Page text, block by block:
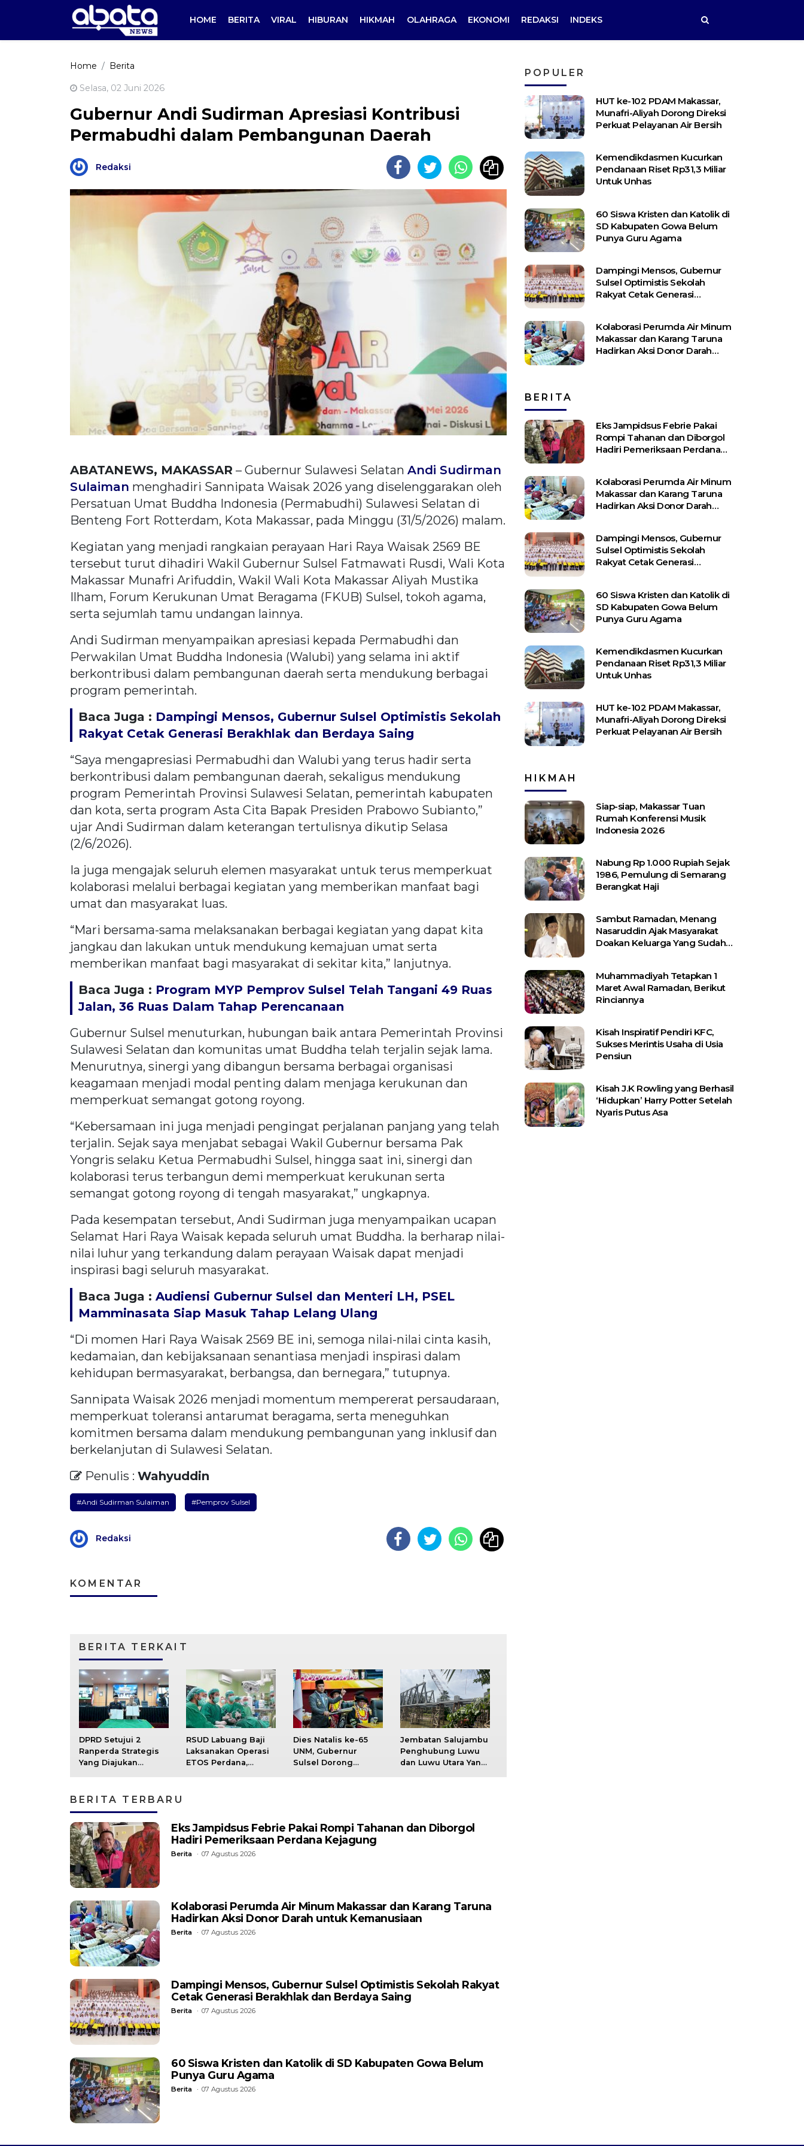
HOME BERITA VIRAL HIBURAN HIKMAH OLAHRAGA EKONOMI REDAKSI INDEKS
Home Berita
Selasa, 02 Juni 2026
Gubernur Andi Sudirman Apresiasi Kontribusi
Permabudhi dalam Pembangunan Daerah
Redaksi
ABATANEWS, MAKASSAR – Gubernur Sulawesi Selatan Andi Sudirman
Sulaiman menghadiri Sannipata Waisak 2026 yang diselenggarakan oleh
Persatuan Umat Buddha Indonesia (Permabudhi) Sulawesi Selatan di
Benteng Fort Rotterdam, Kota Makassar, pada Minggu (31/5/2026) malam.
Kegiatan yang menjadi rangkaian perayaan Hari Raya Waisak 2569 BE
tersebut turut dihadiri Wakil Gubernur Sulsel Fatmawati Rusdi, Wali Kota
Makassar Munafri Arifuddin, Wakil Wali Kota Makassar Aliyah Mustika
Ilham, Forum Kerukunan Umat Beragama (FKUB) Sulsel, tokoh agama,
serta sejumlah tamu undangan lainnya.
Andi Sudirman menyampaikan apresiasi kepada Permabudhi dan
Perwakilan Umat Buddha Indonesia (Walubi) yang selama ini aktif
berkontribusi dalam pembangunan daerah serta mendukung berbagai
program pemerintah.
Baca Juga : Dampingi Mensos, Gubernur Sulsel Optimistis Sekolah
Rakyat Cetak Generasi Berakhlak dan Berdaya Saing
“Saya mengapresiasi Permabudhi dan Walubi yang terus hadir serta
berkontribusi dalam pembangunan daerah, sekaligus mendukung
program Pemerintah Provinsi Sulawesi Selatan, pemerintah kabupaten
dan kota, serta program Asta Cita Bapak Presiden Prabowo Subianto,”
ujar Andi Sudirman dalam keterangan tertulisnya dikutip Selasa
(2/6/2026).
Ia juga mengajak seluruh elemen masyarakat untuk terus memperkuat
kolaborasi melalui berbagai kegiatan yang memberikan manfaat bagi
umat dan masyarakat luas.
“Mari bersama-sama melaksanakan berbagai kegiatan yang dapat kita
jangkau dan lakukan untuk mendukung kemajuan umat serta
memberikan manfaat bagi masyarakat di sekitar kita,” lanjutnya.
Baca Juga : Program MYP Pemprov Sulsel Telah Tangani 49 Ruas
Jalan, 36 Ruas Dalam Tahap Perencanaan
Gubernur Sulsel menuturkan, hubungan baik antara Pemerintah Provinsi
Sulawesi Selatan dan komunitas umat Buddha telah terjalin sejak lama.
Menurutnya, sinergi yang dibangun bersama berbagai organisasi
keagamaan menjadi modal penting dalam menjaga kerukunan dan
memperkuat semangat gotong royong.
“Kebersamaan ini juga menjadi pengingat perjalanan panjang yang telah
terjalin. Sejak saya menjabat sebagai Wakil Gubernur bersama Pak
Yongris selaku Ketua Permabudhi Sulsel, hingga saat ini, sinergi dan
kolaborasi terus terbangun demi memperkuat kerukunan serta
semangat gotong royong di tengah masyarakat,” ungkapnya.
Pada kesempatan tersebut, Andi Sudirman juga menyampaikan ucapan
Selamat Hari Raya Waisak kepada seluruh umat Buddha. Ia berharap nilai-
nilai luhur yang terkandung dalam perayaan Waisak dapat menjadi
inspirasi bagi seluruh masyarakat.
Baca Juga : Audiensi Gubernur Sulsel dan Menteri LH, PSEL
Mamminasata Siap Masuk Tahap Lelang Ulang
“Di momen Hari Raya Waisak 2569 BE ini, semoga nilai-nilai cinta kasih,
kedamaian, dan kebijaksanaan senantiasa menjadi inspirasi dalam
kehidupan bermasyarakat, berbangsa, dan bernegara,” tutupnya.
Sannipata Waisak 2026 menjadi momentum mempererat persaudaraan,
memperkuat toleransi antarumat beragama, serta meneguhkan
komitmen bersama dalam mendukung pembangunan yang inklusif dan
berkelanjutan di Sulawesi Selatan.
Penulis : Wahyuddin
#Andi Sudirman Sulaiman #Pemprov Sulsel
Redaksi
KOMENTAR
BERITA TERKAIT
DPRD Setujui 2
Ranperda Strategis
Yang Diajukan
RSUD Labuang Baji
Laksanakan Operasi
ETOS Perdana,
Dies Natalis ke-65
UNM, Gubernur
Sulsel Dorong
Jembatan Salujambu
Penghubung Luwu
dan Luwu Utara Yang
BERITA TERBARU
Eks Jampidsus Febrie Pakai Rompi Tahanan dan Diborgol
Hadiri Pemeriksaan Perdana Kejagung
Berita 07 Agustus 2026
Kolaborasi Perumda Air Minum Makassar dan Karang Taruna
Hadirkan Aksi Donor Darah untuk Kemanusiaan
Berita 07 Agustus 2026
Dampingi Mensos, Gubernur Sulsel Optimistis Sekolah Rakyat
Cetak Generasi Berakhlak dan Berdaya Saing
Berita 07 Agustus 2026
60 Siswa Kristen dan Katolik di SD Kabupaten Gowa Belum
Punya Guru Agama
Berita 07 Agustus 2026
POPULER
HUT ke-102 PDAM Makassar,
Munafri-Aliyah Dorong Direksi
Perkuat Pelayanan Air Bersih
Kemendikdasmen Kucurkan
Pendanaan Riset Rp31,3 Miliar
Untuk Unhas
60 Siswa Kristen dan Katolik di
SD Kabupaten Gowa Belum
Punya Guru Agama
Dampingi Mensos, Gubernur
Sulsel Optimistis Sekolah
Rakyat Cetak Generasi
Kolaborasi Perumda Air Minum
Makassar dan Karang Taruna
Hadirkan Aksi Donor Darah
BERITA
Eks Jampidsus Febrie Pakai
Rompi Tahanan dan Diborgol
Hadiri Pemeriksaan Perdana
Kolaborasi Perumda Air Minum
Makassar dan Karang Taruna
Hadirkan Aksi Donor Darah
Dampingi Mensos, Gubernur
Sulsel Optimistis Sekolah
Rakyat Cetak Generasi
60 Siswa Kristen dan Katolik di
SD Kabupaten Gowa Belum
Punya Guru Agama
Kemendikdasmen Kucurkan
Pendanaan Riset Rp31,3 Miliar
Untuk Unhas
HUT ke-102 PDAM Makassar,
Munafri-Aliyah Dorong Direksi
Perkuat Pelayanan Air Bersih
HIKMAH
Siap-siap, Makassar Tuan
Rumah Konferensi Musik
Indonesia 2026
Nabung Rp 1.000 Rupiah Sejak
1986, Pemulung di Semarang
Berangkat Haji
Sambut Ramadan, Menang
Nasaruddin Ajak Masyarakat
Doakan Keluarga Yang Sudah
Muhammadiyah Tetapkan 1
Maret Awal Ramadan, Berikut
Rinciannya
Kisah Inspiratif Pendiri KFC,
Sukses Merintis Usaha di Usia
Pensiun
Kisah J.K Rowling yang Berhasil
‘Hidupkan’ Harry Potter Setelah
Nyaris Putus Asa